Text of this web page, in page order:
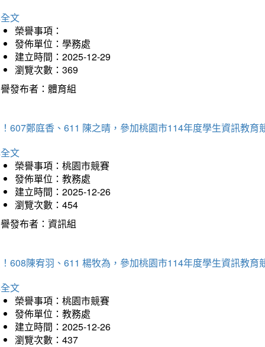
文
榮譽事項：
發佈單位：學務處
建立時間：2025-12-29
瀏覽次數：369
發布者：體育組
607鄭庭香、611 陳之晴，參加桃園市114年度學生資訊教育
文
榮譽事項：桃園市競賽
發佈單位：教務處
建立時間：2025-12-26
瀏覽次數：454
發布者：資訊組
608陳宥羽、611 楊牧為，參加桃園市114年度學生資訊教育
文
榮譽事項：桃園市競賽
發佈單位：教務處
建立時間：2025-12-26
瀏覽次數：437